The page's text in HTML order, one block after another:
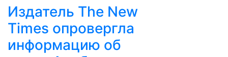
Издатель The New
Times опровергла
информацию об